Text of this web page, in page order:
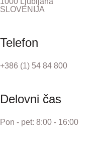
SLOVENIJA
Telefon
+386 (1) 54 84 800
Delovni čas
Pon - pet: 8:00 - 16:00